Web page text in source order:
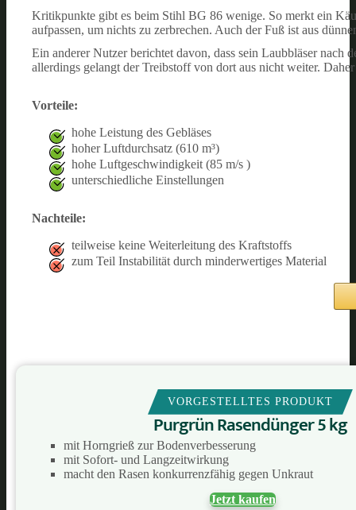
Kritikpunkte gibt es beim Stihl BG 86 wenige. So merkt ein
aufpassen, um nichts zu zerbrechen. Auch der Fuß ist aus
Ein anderer Nutzer berichtet davon, dass sein Laubbläser
allerdings gelangt der Treibstoff von dort aus nicht weiter.
Vorteile:
hohe Leistung des Gebläses
hoher Luftdurchsatz (610 m³)
hohe Luftgeschwindigkeit (85 m/s )
unterschiedliche Einstellungen
Nachteile:
teilweise keine Weiterleitung des Kraftstoffs
zum Teil Instabilität durch minderwertiges Material
VORGESTELLTES PRODUKT
Purgrün Rasendünger 5 kg
mit Horngrieß zur Bodenverbesserung
mit Sofort- und Langzeitwirkung
macht den Rasen konkurrenzfähig gegen Unkraut
Jetzt kaufen